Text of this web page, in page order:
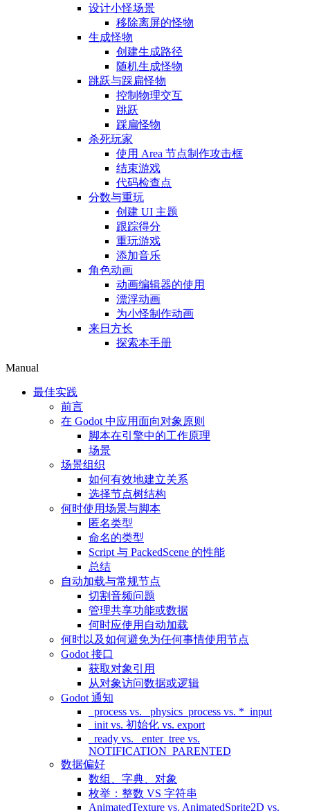
设计小怪场景
移除离屏的怪物
生成怪物
创建生成路径
随机生成怪物
跳跃与踩扁怪物
控制物理交互
跳跃
踩扁怪物
杀死玩家
使用 Area 节点制作攻击框
结束游戏
代码检查点
分数与重玩
创建 UI 主题
跟踪得分
重玩游戏
添加音乐
角色动画
动画编辑器的使用
漂浮动画
为小怪制作动画
来日方长
探索本手册
Manual
最佳实践
前言
在 Godot 中应用面向对象原则
脚本在引擎中的工作原理
场景
场景组织
如何有效地建立关系
选择节点树结构
何时使用场景与脚本
匿名类型
命名的类型
Script 与 PackedScene 的性能
总结
自动加载与常规节点
切割音频问题
管理共享功能或数据
何时应使用自动加载
何时以及如何避免为任何事情使用节点
Godot 接口
获取对象引用
从对象访问数据或逻辑
Godot 通知
_process vs. _physics_process vs. *_input
_init vs. 初始化 vs. export
_ready vs. _enter_tree vs.
NOTIFICATION_PARENTED
数据偏好
数组、字典、对象
枚举：整数 VS 字符串
AnimatedTexture vs. AnimatedSprite2D vs.